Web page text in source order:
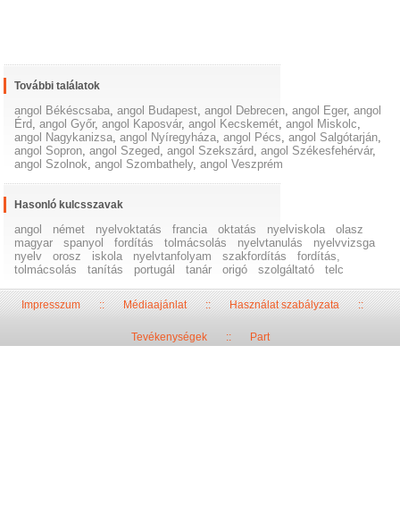
További találatok
angol Békéscsaba,angol Budapest,angol Debrecen,angol Eger,angol
Érd,angol Győr,angol Kaposvár,angol Kecskemét,angol Miskolc,
angol Nagykanizsa,angol Nyíregyháza,angol Pécs,angol Salgótarján,
angol Sopron,angol Szeged,angol Szekszárd,angol Székesfehérvár,
angol Szolnok,angol Szombathely,angol Veszprém
Hasonló kulcsszavak
angol német nyelvoktatás francia oktatás nyelviskola
olasz
magyar
spanyol fordítás tolmácsolás nyelvtanulás
nyelvvizsga
nyelv
orosz iskola nyelvtanfolyam szakfordítás
fordítás,
tolmácsolás
tanítás portugál tanár origó szolgáltató telc
Impresszum::Médiaajánlat::Használat szabályzata::
Tevékenységek:: Part